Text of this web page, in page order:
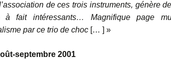
de ces trois instruments, génère
fait intéressants… Magnifique page
par ce trio de choc [… ] »
septembre 2001